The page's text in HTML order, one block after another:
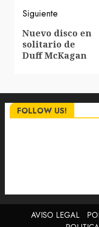
Siguiente
Siguiente
entrada:
Nuevo disco en
solitario de
Duff McKagan
FOLLOW US!
AVISO LEGAL